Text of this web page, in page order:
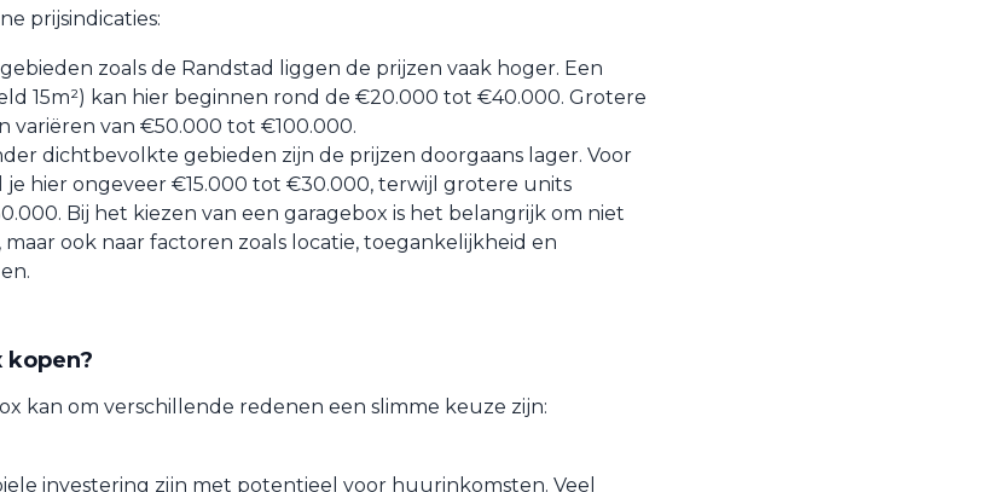
prijsindicaties:
zoals de Randstad liggen de prijzen vaak hoger. Een
15m²) kan hier beginnen rond de €20.000 tot €40.000. Grotere
variëren van €50.000 tot €100.000.
dichtbevolkte gebieden zijn de prijzen doorgaans lager. Voor
je hier ongeveer €15.000 tot €30.000, terwijl grotere units
Bij het kiezen van een garagebox is het belangrijk om niet
ook naar factoren zoals locatie, toegankelijkheid en
kopen?
kan om verschillende redenen een slimme keuze zijn:
investering zijn met potentieel voor huurinkomsten. Veel